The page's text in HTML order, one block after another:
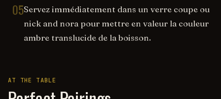
05Servez immédiatement dans un verre coupe ou
nick and nora pour mettre en valeur la couleur
ambre translucide de la boisson.
AT THE TABLE